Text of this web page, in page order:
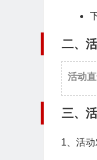
二、
活动直
三、
1、活动